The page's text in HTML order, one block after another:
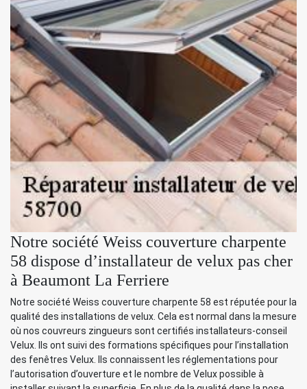
Notre société Weiss couverture charpente
58 dispose d’installateur de velux pas cher
à Beaumont La Ferriere
Notre société Weiss couverture charpente 58 est réputée pour la
qualité des installations de velux. Cela est normal dans la mesure
où nos couvreurs zingueurs sont certifiés installateurs-conseil
Velux. Ils ont suivi des formations spécifiques pour l’installation
des fenêtres Velux. Ils connaissent les réglementations pour
l’autorisation d’ouverture et le nombre de Velux possible à